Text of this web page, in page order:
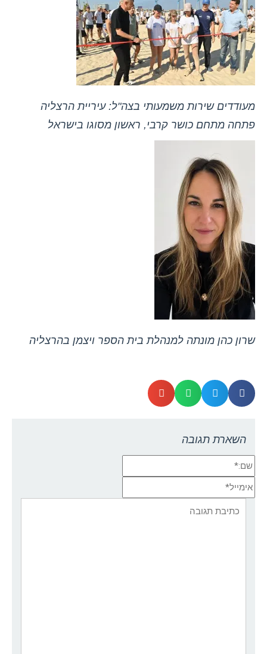
מעודדים שירות משמעותי בצה"ל: עיריית הרצליה
פתחה מתחם כושר קרבי, ראשון מסוגו בישראל
שרון כהן מונתה למנהלת בית הספר ויצמן בהרצליה
השארת תגובה
שם:*
אימייל*
אתר:תגובה